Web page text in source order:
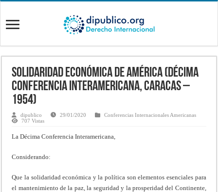
Solidaridad económica de América (Décima
Conferencia Interamericana, Caracas –
1954)
dipublico 29/01/2020
Conferencias Internacionales Americanas
707 Vistas
La Décima Conferencia Interamericana,
Considerando:
Que la solidaridad económica y la política son elementos esenciales para
el mantenimiento de la paz, la seguridad y la prosperidad del Continente,